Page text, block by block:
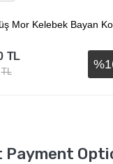
Mor Kelebek Bayan
%
TL
TL
Payment